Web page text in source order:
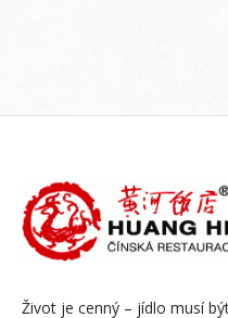
Život je cenný – jídlo musí